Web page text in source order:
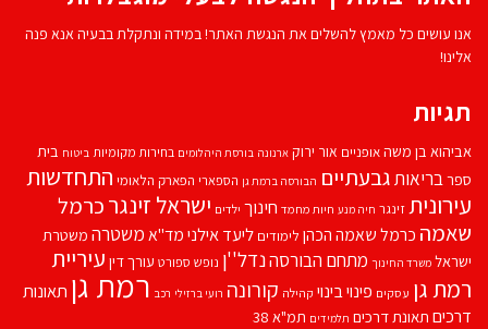
אנו עושים כל מאמץ להשלים את הנגשת האתר! במידה ונתקלת בבעיה אנא פנה
אלינו!
תגיות
אביהוא בן משהאופניים אור ירוק ארנונה בורסת היהלומים בחירות מקומיות ביטוח בית
ספרבריאותגבעתיים הבורסה ברמת גן הספארי הפארק הלאומי התחדשות
עירוניתזינגר חיה מנע חיות מחמד חינוך ילדים ישראל זינגרכרמל
שאמה כרמל שאמה הכהן לימודים ליעד אילנימד''אמשטרה משטרת
ישראל משרד החינוך מתחם הבורסהנדל''ן נופש ספורט עורך דין עיריית
רמת גן עסקים פינוי בינוי קהילה קורונה רועי ברזילי רכב רמת גן תאונות
דרכים תאונת דרכים תלמידים תמ"א 38